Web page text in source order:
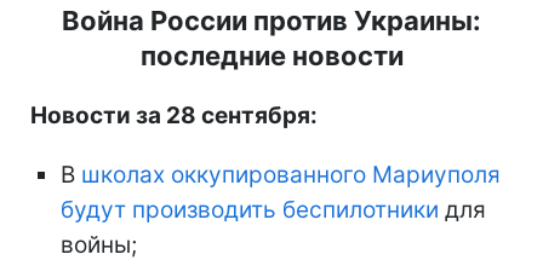
Война России против Украины:
последние новости
Новости за 28 сентября:
В школах оккупированного Мариуполя
будут производить беспилотники для
войны;